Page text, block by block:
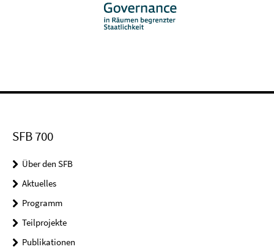
SFB 700
Über den SFB
Aktuelles
Programm
Teilprojekte
Publikationen